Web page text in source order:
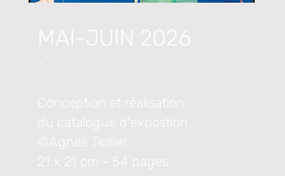
MAI-JUIN 2026
du catalogue
d'expostion
©Agnès Tiollier
21 x 21 cm - 54 pages